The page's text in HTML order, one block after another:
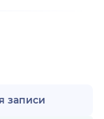
записи